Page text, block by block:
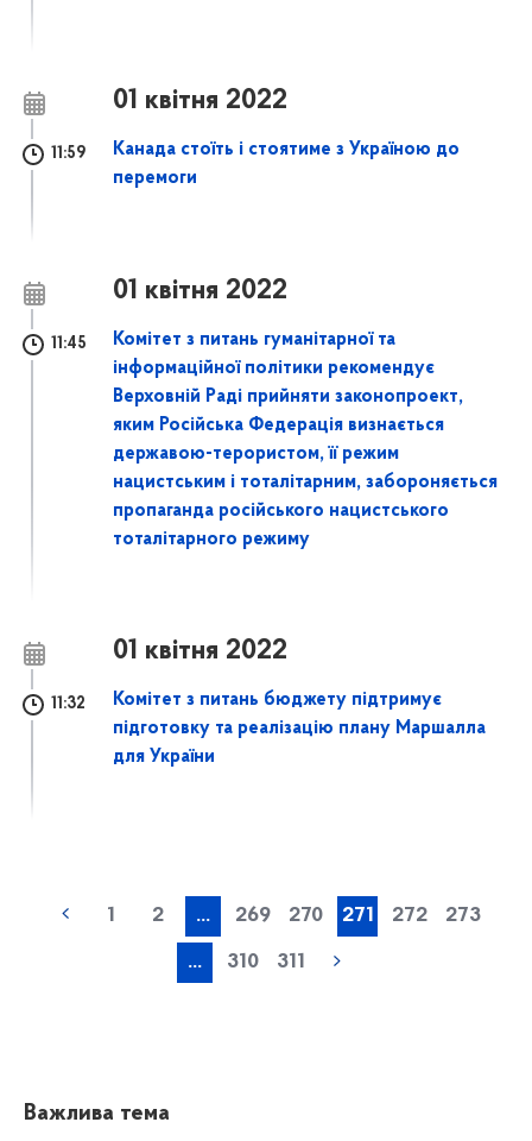
01 квітня 2022
11:59
Канада стоїть і стоятиме з Україною до
перемоги
01 квітня 2022
11:45
Комітет з питань гуманітарної та
інформаційної політики рекомендує
Верховній Раді прийняти законопроект,
яким Російська Федерація визнається
державою-терористом, її режим
нацистським і тоталітарним, забороняється
пропаганда російського нацистського
тоталітарного режиму
01 квітня 2022
11:32
Комітет з питань бюджету підтримує
підготовку та реалізацію плану Маршалла
для України
1 2 ... 269 270 271 272 273
... 310 311
Важлива тема